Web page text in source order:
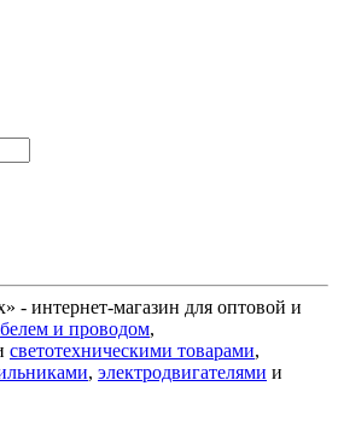
- интернет-магазин для оптовой и
и проводом,
светотехническими товарами,
, электродвигателями и